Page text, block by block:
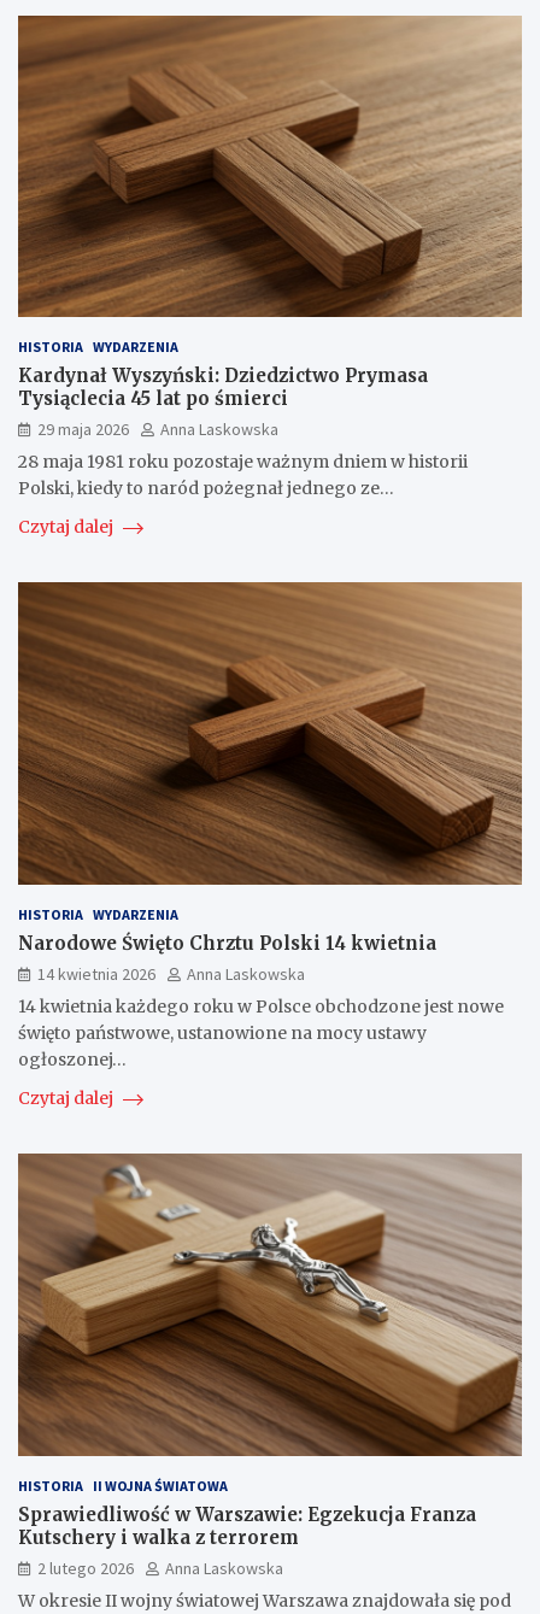
HISTORIA WYDARZENIA
Kardynał Wyszyński: Dziedzictwo Prymasa
Tysiąclecia 45 lat po śmierci
29 maja 2026
Anna Laskowska
28 maja 1981 roku pozostaje ważnym dniem w historii
Polski, kiedy to naród pożegnał jednego ze…
Czytaj dalej
HISTORIA WYDARZENIA
Narodowe Święto Chrztu Polski 14 kwietnia
14 kwietnia 2026
Anna Laskowska
14 kwietnia każdego roku w Polsce obchodzone jest nowe
święto państwowe, ustanowione na mocy ustawy
ogłoszonej…
Czytaj dalej
HISTORIA II WOJNA ŚWIATOWA
Sprawiedliwość w Warszawie: Egzekucja Franza
Kutschery i walka z terrorem
2 lutego 2026
Anna Laskowska
W okresie II wojny światowej Warszawa znajdowała się pod